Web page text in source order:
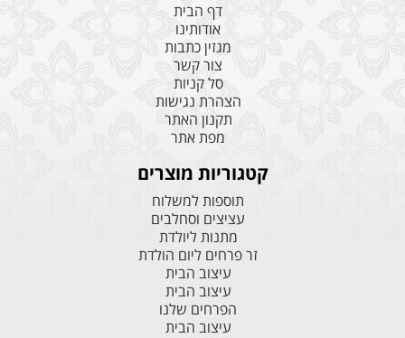
דף הבית
אודותינו
מגזין כתבות
צור קשר
סל קניות
הצהרת נגישות
תקנון האתר
מפת אתר
קטגוריות מוצרים
תוספות למשלוח
עציצים וסחלבים
מתנות ליולדת
זר פרחים ליום הולדת
עיצוב הבית
עיצוב הבית
הפרחים שלנו
עיצוב הבית